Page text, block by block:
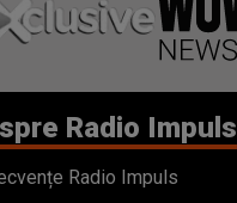
Radio Impuls
Radio Impuls